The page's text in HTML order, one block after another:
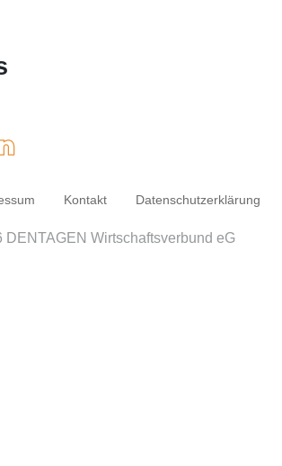
Kontakt Datenschutzerklärung
Wirtschaftsverbund eG